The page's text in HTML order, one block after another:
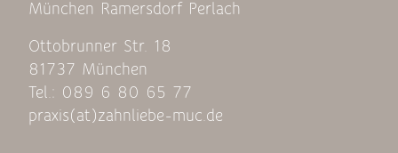
München Ramersdorf Perlach
Ottobrunner Str. 18
81737 München
Tel.: 089 6 80 65 77
praxis(at)zahnliebe-muc.de